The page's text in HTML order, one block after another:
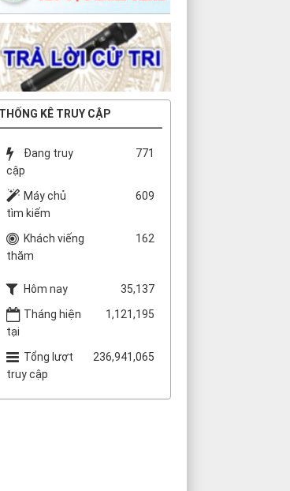
THỐNG KÊ TRUY CẬP
Đang truy
cập
771
Máy chủ
tìm kiếm
609
Khách viếng
thăm
162
Hôm nay
35,137
Tháng hiện
tại
1,121,195
Tổng lượt
truy cập
236,941,065